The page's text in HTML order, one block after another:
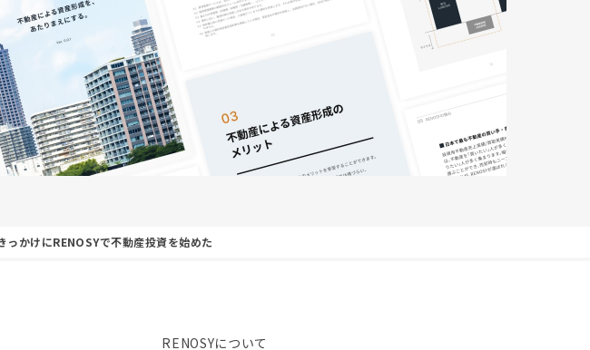
っかけにRENOSYで不動産投資を始めた
RENOSYについて